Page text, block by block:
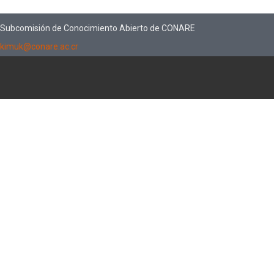
Subcomisión de Conocimiento Abierto de CONARE
kimuk@conare.ac.cr